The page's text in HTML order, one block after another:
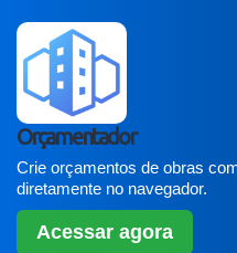
Orçamentador
Crie orçamentos de obras
diretamente no navegador.
Acessar agora